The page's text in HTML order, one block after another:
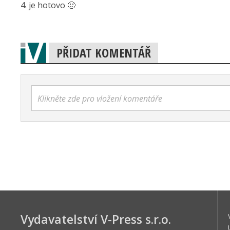
4. je hotovo 🙂
PŘIDAT KOMENTÁŘ
Klikněte zde pro vložení komentáře
Vydavatelství V-Press s.r.o.